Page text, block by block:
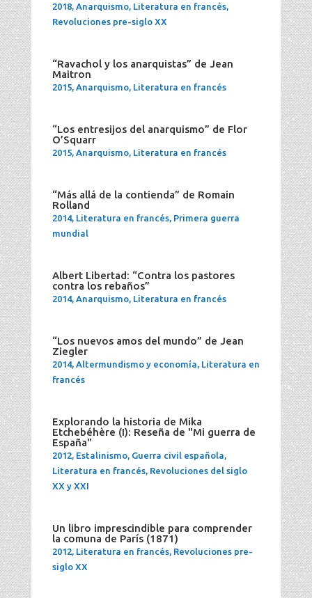
2018, Anarquismo, Literatura en francés,
Revoluciones pre-siglo XX
“Ravachol y los anarquistas” de Jean
Maitron
2015, Anarquismo, Literatura en francés
“Los entresijos del anarquismo” de Flor
O’Squarr
2015, Anarquismo, Literatura en francés
“Más allá de la contienda” de Romain
Rolland
2014, Literatura en francés, Primera guerra
mundial
Albert Libertad: “Contra los pastores
contra los rebaños”
2014, Anarquismo, Literatura en francés
“Los nuevos amos del mundo” de Jean
Ziegler
2014, Altermundismo y economía, Literatura en
francés
Explorando la historia de Mika
Etchebéhère (I): Reseña de "Mi guerra de
España"
2012, Estalinismo, Guerra civil española,
Literatura en francés, Revoluciones del siglo
XX y XXI
Un libro imprescindible para comprender
la comuna de París (1871)
2012, Literatura en francés, Revoluciones pre-
siglo XX